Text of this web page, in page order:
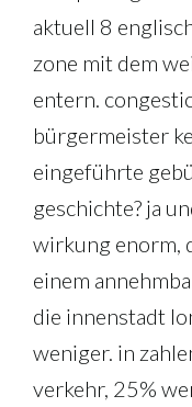
aktuell 8
zone mit dem
entern.
bürgermeister
eingeführte
geschichte? ja
wirkung enorm,
einem
die innenstadt
weniger. in
verkehr, 25%